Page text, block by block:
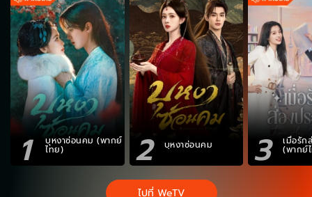
1 บุหงาซ่อนคม (พากย์
ไทย) 2 บุหงาซ่อนคม 3 เมื่อรัก
(พากย์
ไปที่ WeTV